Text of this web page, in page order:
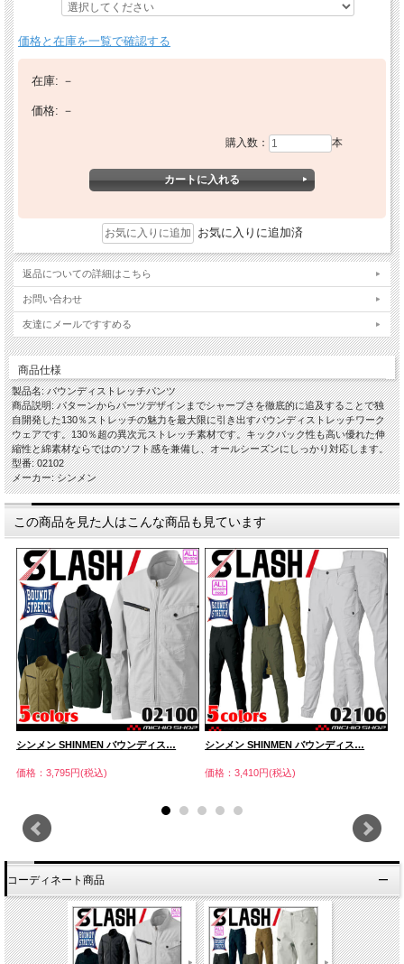
価格と在庫を一覧で確認する
在庫: －
価格: －
購入数： 本
お気に入りに追加済
返品についての詳細はこちら
お問い合わせ
友達にメールですすめる
商品仕様
製品名: バウンディストレッチパンツ
商品説明: パターンからパーツデザインまでシャープさを徹底的に追及することで独
自開発した130％ストレッチの魅力を最大限に引き出すバウンディストレッチワーク
ウェアです。130％超の異次元ストレッチ素材です。キックバック性も高い優れた伸
縮性と綿素材ならではのソフト感を兼備し、オールシーズンにしっかり対応します。
型番: 02102
メーカー: シンメン
この商品を見た人はこんな商品も見ています
シンメン SHINMEN バウンディス…
価格：3,795円(税込)
シンメン SHINMEN バウンディス…
価格：3,410円(税込)
コーディネート商品